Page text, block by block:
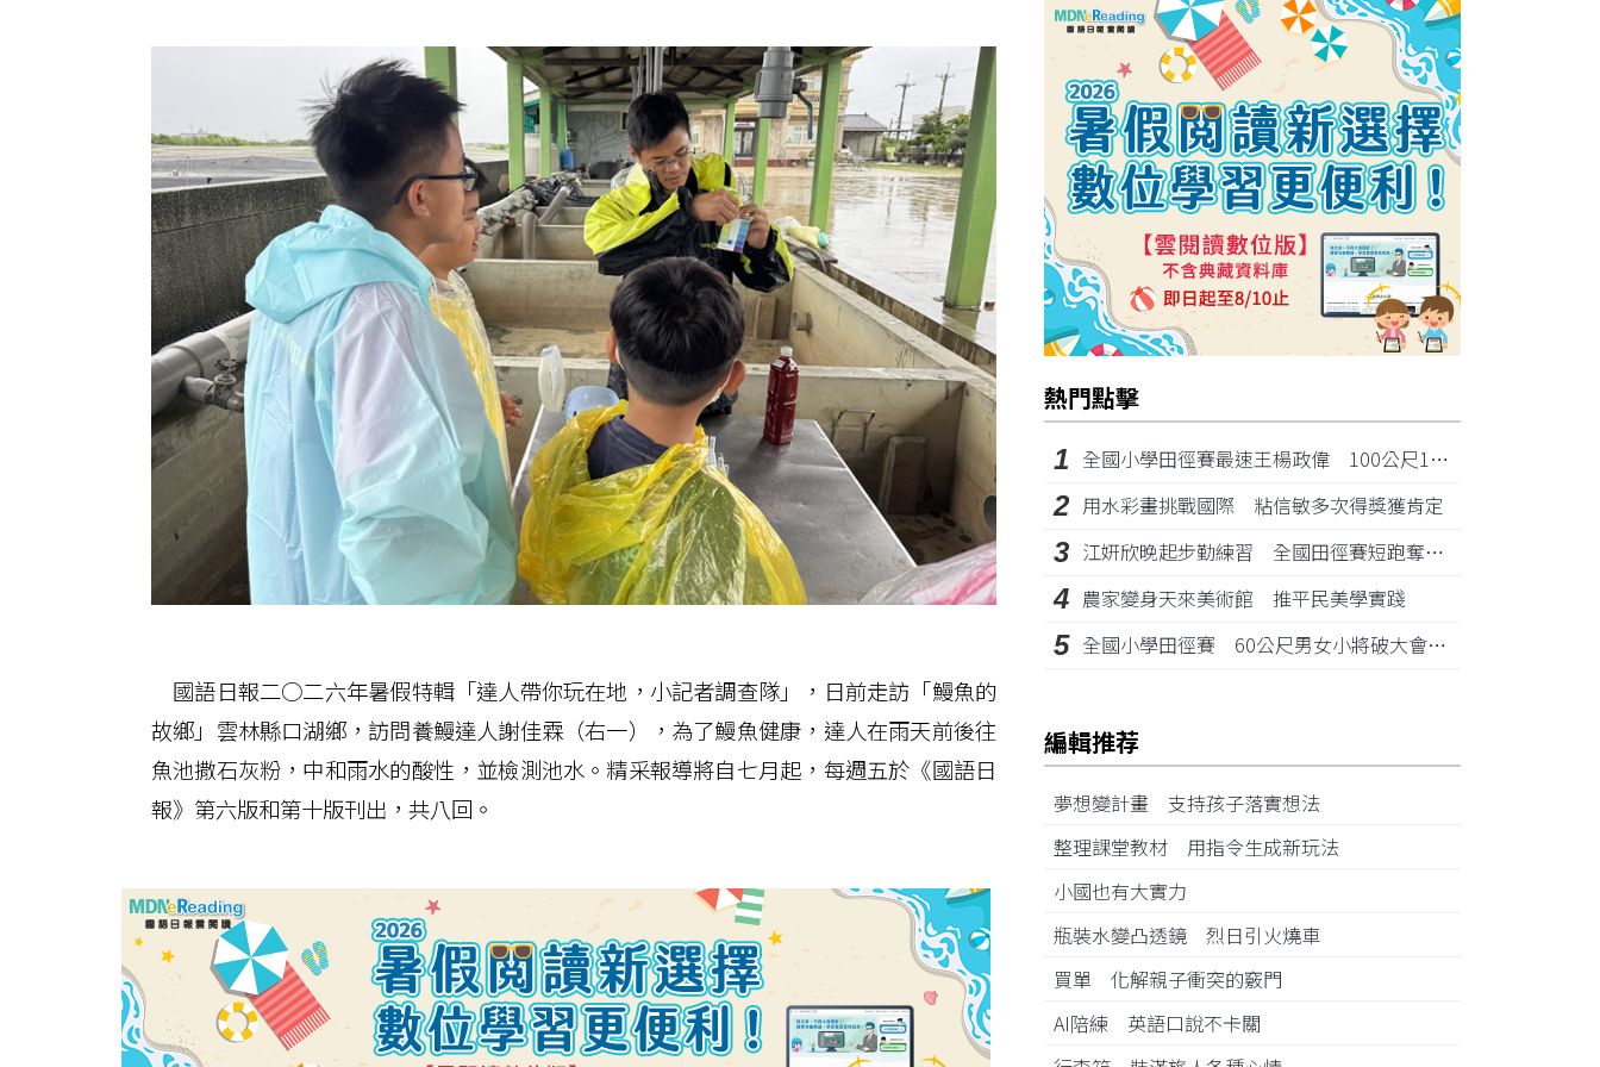
國語日報二○二六年暑假特輯「達人帶你玩在地，小記者調查隊」，日前走訪「鰻魚的
故鄉」雲林縣口湖鄉，訪問養鰻達人謝佳霖（右一），為了鰻魚健康，達人在雨天前後往
魚池撒石灰粉，中和雨水的酸性，並檢測池水。精采報導將自七月起，每週五於《國語日
報》第六版和第十版刊出，共八回。
熱門點擊
1 全國小學田徑賽最速王楊政偉 100公尺11秒87奪金
2 用水彩畫挑戰國際 粘信敏多次得獎獲肯定
3 江姸欣晚起步勤練習 全國田徑賽短跑奪金摘銅
4 農家變身天來美術館 推平民美學實踐
5 全國小學田徑賽 60公尺男女小將破大會紀錄
編輯推荐
夢想變計畫 支持孩子落實想法
整理課堂教材 用指令生成新玩法
小國也有大實力
瓶裝水變凸透鏡 烈日引火燒車
買單 化解親子衝突的竅門
AI陪練 英語口說不卡關